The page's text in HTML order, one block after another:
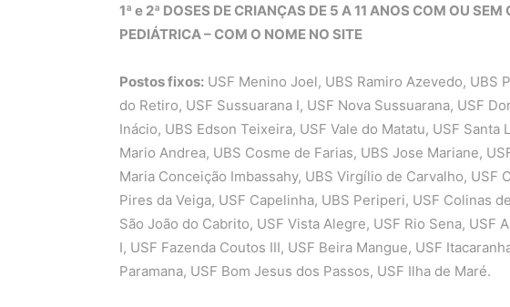
1ª e 2ª DOSES DE CRIANÇAS DE 5 A 11 ANOS COM OU
PEDIÁTRICA – COM O NOME NO SITE
Postos fixos:USF Menino Joel, UBS Ramiro Azevedo, UBS
do Retiro, USF Sussuarana I, USF Nova Sussuarana, USF
Inácio, UBS Edson Teixeira, USF Vale do Matatu, USF Santa
Mario Andrea, UBS Cosme de Farias, UBS Jose Mariane,
Maria Conceição Imbassahy, UBS Virgílio de Carvalho, USF
Pires da Veiga, USF Capelinha, UBS Periperi, USF Colinas
São João do Cabrito, USF Vista Alegre, USF Rio Sena, USF
I, USF Fazenda Coutos III, USF Beira Mangue, USF
Paramana, USF Bom Jesus dos Passos, USF Ilha de Maré.